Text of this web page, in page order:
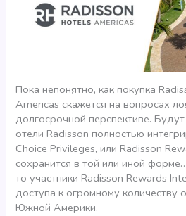
Пока непонятно, как покупка
Americas скажется на вопросах
долгосрочной перспективе.
отели Radisson полностью
Choice Privileges, или Radisson
сохранится в той или иной
то участники Radisson Rewards
доступа к огромному количеству
Южной Америки.